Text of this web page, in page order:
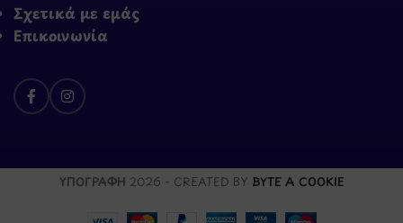
Σχετικά με εμάς
Επικοινωνία
ΥΠΟΓΡΑΦΗ 2026 - CREATED BY BYTE A COOKIE